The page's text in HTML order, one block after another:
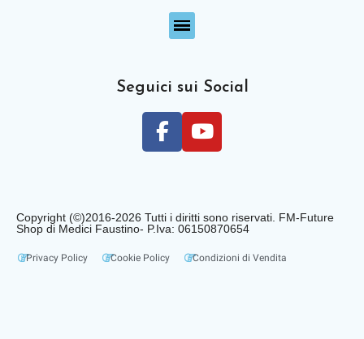
Seguici sui Social
Copyright (©)2016-2026 Tutti i diritti sono riservati. FM-Future
Shop di Medici Faustino- P.Iva: 06150870654
Privacy Policy Cookie Policy Condizioni di Vendita